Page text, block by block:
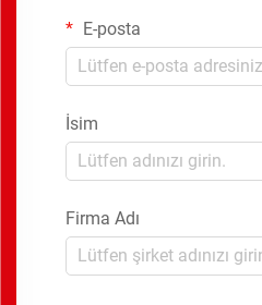
E-posta
İsim
Firma Adı